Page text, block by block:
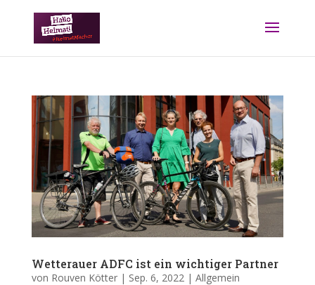
Wetterauer ADFC ist ein wichtiger Partner
von Rouven Kötter| Sep. 6, 2022 | Allgemein